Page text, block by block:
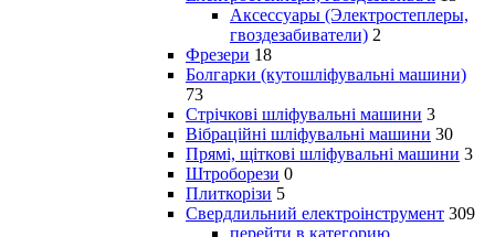
Аксессуары (Электростеплеры,
гвоздезабиватели) 2
Фрезери 18
Болгарки (кутошліфувальні машини)
73
Стрічкові шліфувальні машини 3
Вібраційні шліфувальні машини 30
Прямі, щіткові шліфувальні машини 3
Штроборези 0
Плиткорізи 5
Свердлильний електроінструмент 309
перейти в категорию